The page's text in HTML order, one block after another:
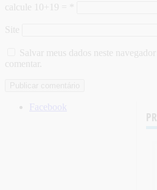
calcule 10+19 =
Site
Salvar meus dados neste
comentar.
Facebook